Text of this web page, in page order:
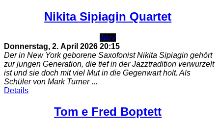
Nikita Sipiagin Quartet
Jazz
Donnerstag, 2. April 2026 20:15
Der in New York geborene Saxofonist Nikita Sipiagin gehört
zur jungen Generation, die tief in der Jazztradition verwurzelt
ist und sie doch mit viel Mut in die Gegenwart holt. Als
Schüler von Mark Turner...
Details
Tom e Fred Boptett